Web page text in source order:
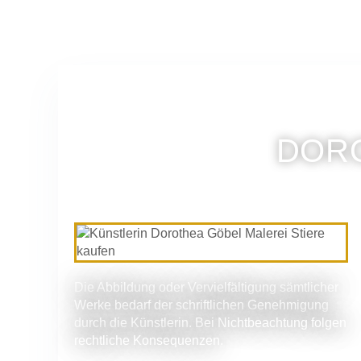
Die Abbildung oder Vervielfältigung sämtlicher
Werke bedarf der schriftlichen Genehmigung
durch die Künstlerin. Bei Nichtbeachtung folgen
rechtliche Konsequenzen.